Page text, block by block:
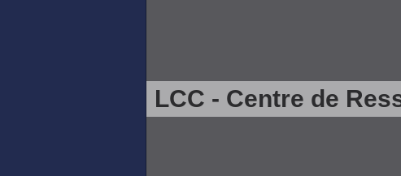
LCC - Centre de